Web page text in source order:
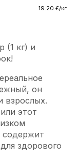
19.20 €/кг
(1 кг) и
он
взрослых.
этот
содержит
здорового